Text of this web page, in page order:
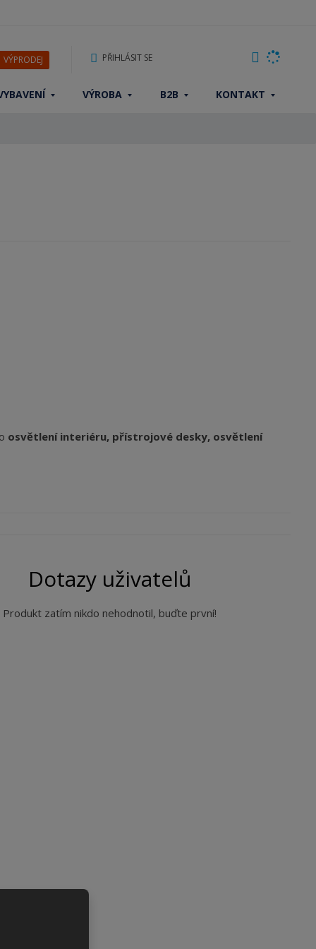
VÝPRODEJ PŘIHLÁSIT SE
VÝROBA B2B KONTAKT
osvětlení interiéru, přístrojové desky, osvětlení
Dotazy uživatelů
Produkt zatím nikdo nehodnotil, buďte první!